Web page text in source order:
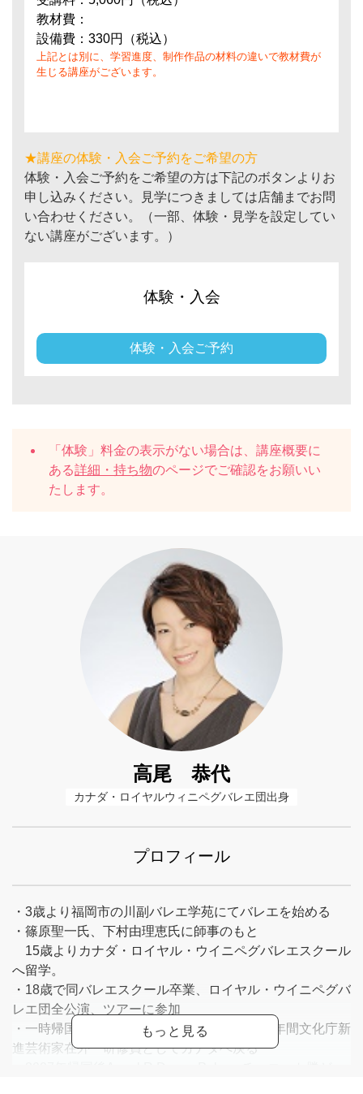
教材費：
設備費：330円（税込）
上記とは別に、学習進度、制作作品の材料の違いで教材費が
生じる講座がございます。
★講座の体験・入会ご予約をご希望の方
体験・入会ご予約をご希望の方は下記のボタンよりお
申し込みください。見学につきましては店舗までお問
い合わせください。（一部、体験・見学を設定してい
ない講座がございます。）
体験・入会
体験・入会ご予約
「体験」料金の表示がない場合は、講座概要に
ある詳細・持ち物のページでご確認をお願いい
たします。
高尾 恭代
カナダ・ロイヤルウィニペグバレエ団出身
プロフィール
・3歳より福岡市の川副バレエ学苑にてバレエを始める
・篠原聖一氏、下村由理恵氏に師事のもと
15歳よりカナダ・ロイヤル・ウイニペグバレエスクール
へ留学。
・18歳で同バレエスクール卒業、ロイヤル・ウイニペグバ
レエ団全公演、ツアーに参加
・一時帰国、東京で約5年舞台活動した後、2年間文化庁新
進芸術家在外 研修員としてカナダへ戻る